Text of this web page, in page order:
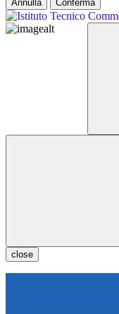
Annulla Conferma
close